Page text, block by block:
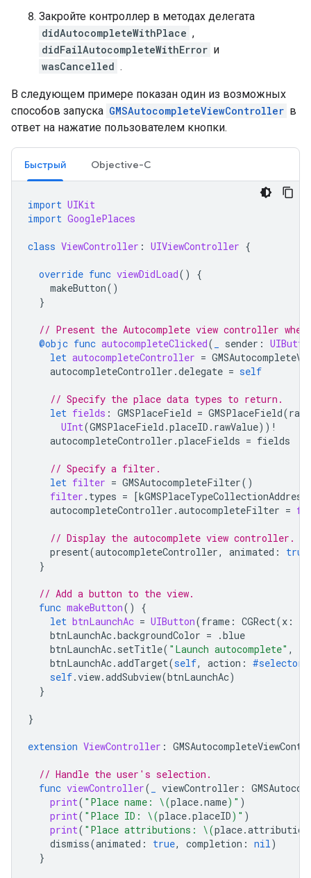
Закройте контроллер в методах делегата
didAutocompleteWithPlace ,
didFailAutocompleteWithError и
wasCancelled .
В следующем примере показан один из возможных
способов запуска GMSAutocompleteViewController в
ответ на нажатие пользователем кнопки.
Быстрый Objective-C
import UIKit
import GooglePlaces
class ViewController : UIViewController {
override func viewDidLoad()
{
makeButton()
}
// Present the Autocomplete view controller
@objc func autocompleteClicked( sender :
let autocompleteController =
autocompleteController .delegate = self
// Specify the place data types to return.
let fields : GMSPlaceField = GMSPlaceField(
UInt(GMSPlaceField .placeID . rawValue)) !
autocompleteController .placeFields = fields
// Specify a filter.
let filter = GMSAutocompleteFilter()
filter . types = [kGMSPlaceTypeCollectionAddress
autocompleteController .autocompleteFilter =
// Display the autocomplete view controller.
present(autocompleteController, animated : true
}
// Add a button to the view.
func makeButton()
{
let btnLaunchAc = UIButton(frame : CGRect(x :
btnLaunchAc.backgroundColor = .blue
btnLaunchAc. setTitle( "Launch autocomplete" ,
btnLaunchAc.addTarget(self, action : #selector
self.view.addSubview(btnLaunchAc)
}
}
extension ViewController :
// Handle the user's selection.
func viewController( viewController :
print( "Place name: \(place.name) " )
print( "Place ID: \(place.placeID) " )
print( "Place attributions: \(place.
dismiss(animated : true, completion : nil)
}